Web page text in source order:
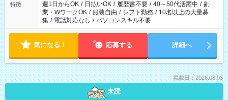
特徴 週1日からOK / 日払いOK / 履歴書不要 / 40～50代活躍中 / 副
業・WワークOK / 服装自由 / シフト勤務 / 10名以上の大量募
集 / 電話対応なし / パソコンスキル不要
気になる！ 応募する 詳細へ
掲載日：2026.08.03
未読